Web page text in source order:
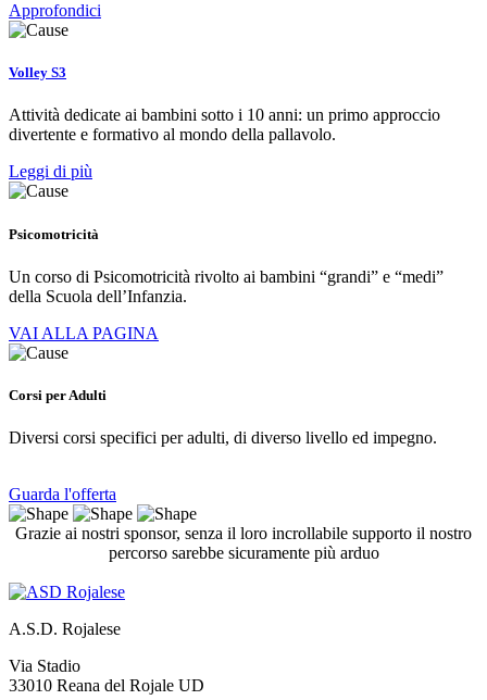
Approfondici
Volley S3
Attività dedicate ai bambini sotto i 10 anni: un primo approccio
divertente e formativo al mondo della pallavolo.
Leggi di più
Psicomotricità
Un corso di Psicomotricità rivolto ai bambini “grandi” e “medi”
della Scuola dell’Infanzia.
VAI ALLA PAGINA
Corsi per Adulti
Diversi corsi specifici per adulti, di diverso livello ed impegno.
Guarda l'offerta
Grazie ai nostri sponsor, senza il loro incrollabile supporto il nostro
percorso sarebbe sicuramente più arduo
A.S.D. Rojalese
Via Stadio
33010 Reana del Rojale UD